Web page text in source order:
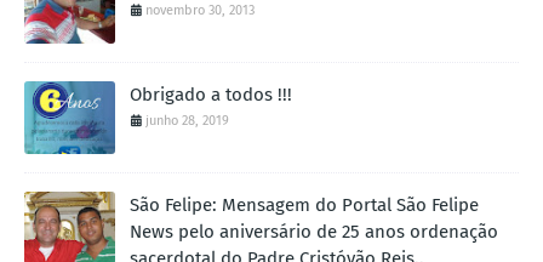
novembro 30, 2013
Obrigado a todos !!!
junho 28, 2019
São Felipe: Mensagem do Portal São Felipe
News pelo aniversário de 25 anos ordenação